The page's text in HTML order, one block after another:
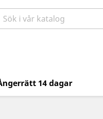
14 dagar